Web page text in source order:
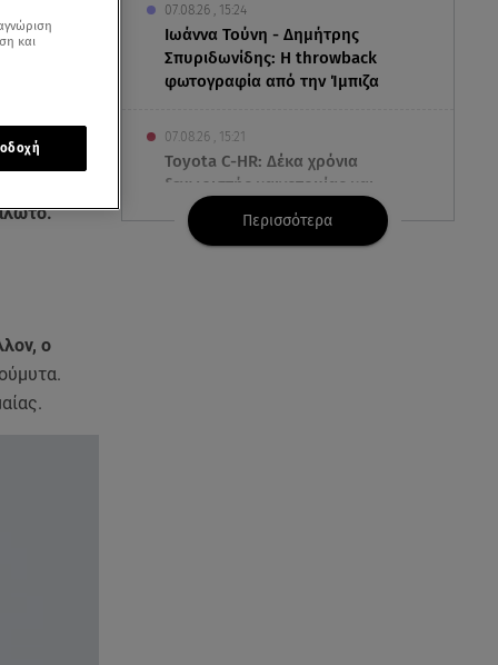
07.08.26 , 15:24
Ιωάννα Τούνη - Δημήτρης
Σπυριδωνίδης: Η throwback
φωτογραφία από την Ίμπιζα
07.08.26 , 15:21
Toyota C-HR: Δέκα χρόνια
ξεχωριστής καινοτομίας και
επιτυχίας
Περισσότερα
ο
και